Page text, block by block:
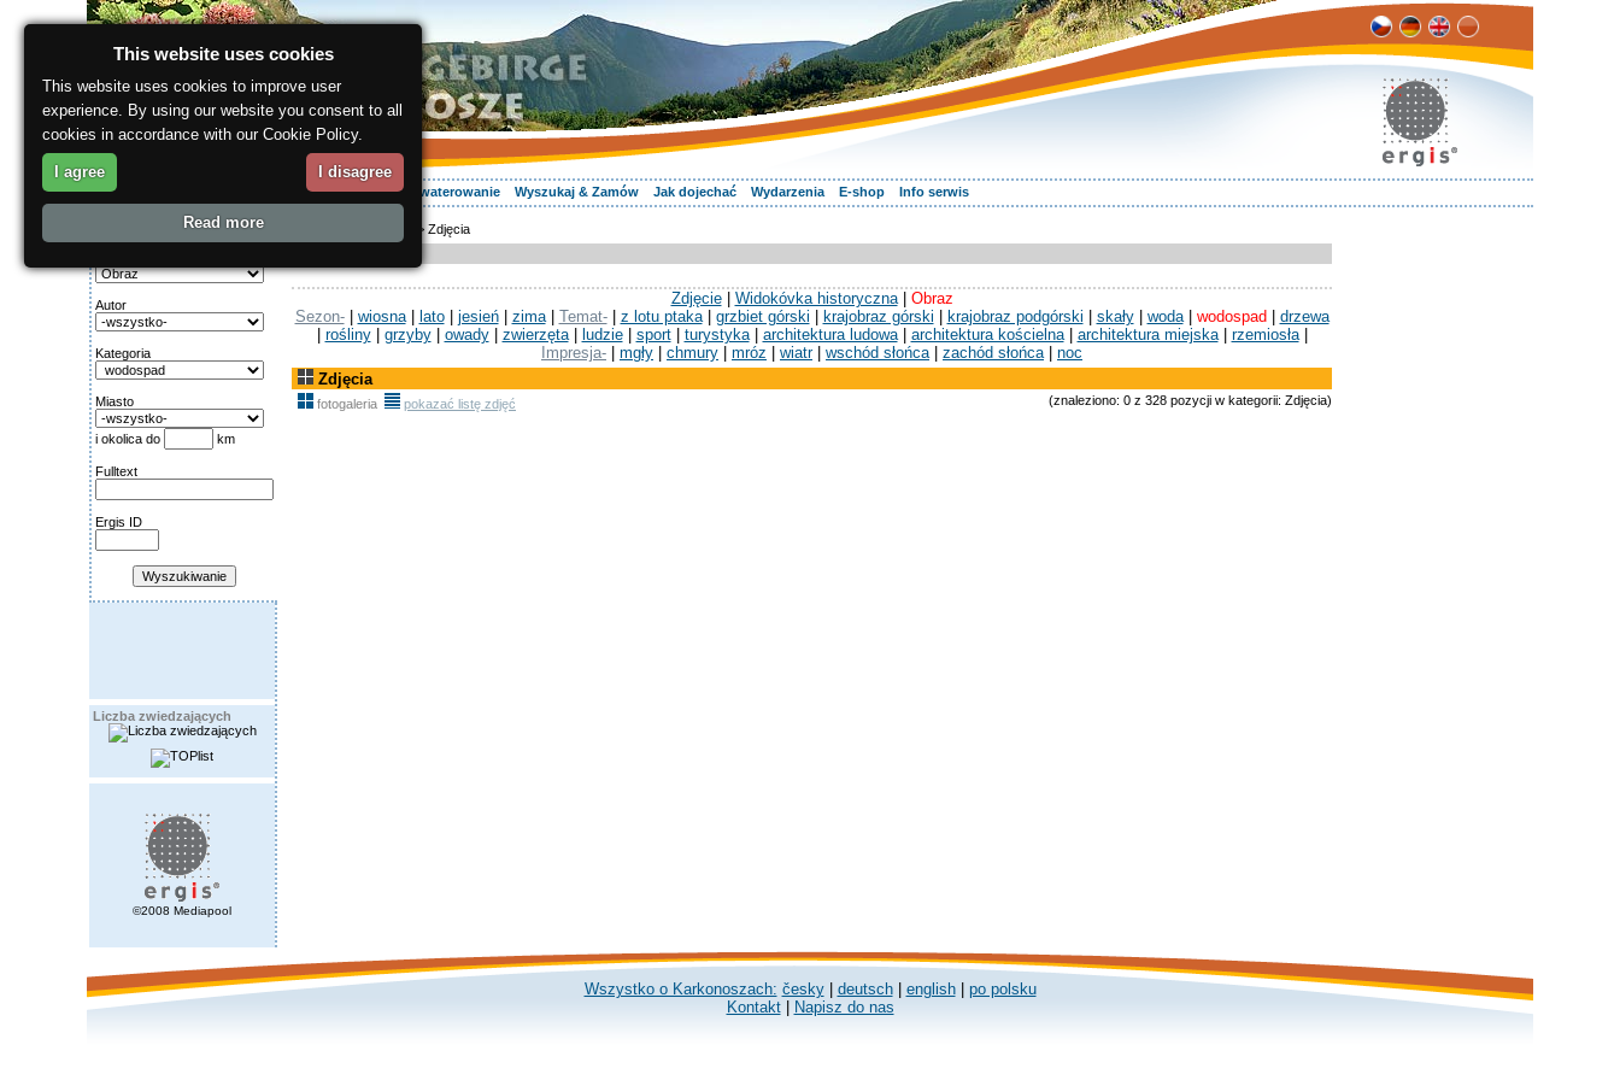
O regionie Wasz urlop Zakwaterowanie Wyszukaj & Zamów Jak dojechać Wydarzenia E-shop Info serwis
Wyszukiwanie:
Autor
Kategoria
Miasto
i okolica do km
Fulltext
Ergis ID
Liczba zwiedzających
©2008 Mediapool
> Zdjęcia
Zdjęcie| Widokóvka historyczna| Obraz
Sezon-| wiosna| lato| jesień| zima| Temat-| z lotu ptaka| grzbiet górski krajobraz górski krajobraz podgórski skały| woda| wodospad
drzewa
rośliny| grzyby| owady| zwierzęta| ludzie| sport| turystyka| architektura ludowa| architektura kościelna| architektura miejska| rzemiosła|
Impresja-
mgły chmury mróz wiatr| wschód słońca| zachód słońca| noc
Zdjęcia
fotogaleria pokazać listę zdjęć (znaleziono: 0 z 328 pozycji w kategorii: Zdjęcia)
Wszystko o Karkonoszach: česky| deutsch| english| po polsku
Kontakt| Napisz do nas
This website uses cookies
This website uses cookies to improve user
experience. By using our website you consent to all
cookies in accordance with our Cookie Policy.
I agree I disagree
Read more